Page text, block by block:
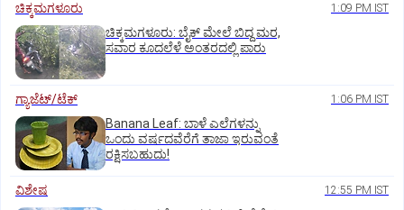
ಚಿಕ್ಕಮಗಳೂರು 1:09 PM IST
ಚಿಕ್ಕಮಗಳೂರು: ಬೈಕ್ ಮೇಲೆ ಬಿದ್ದ ಮರ,
ಸವಾರ ಕೂದಲೆಳೆ ಅಂತರದಲ್ಲಿ ಪಾರು
ಗ್ಯಾಜೆಟ್/ಟೆಕ್ 1:06 PM IST
Banana Leaf: ಬಾಳೆ ಎಲೆಗಳನ್ನು
ಒಂದು ವರ್ಷದವೆರೆಗೆ ತಾಜಾ ಇರುವಂತೆ
ರಕ್ಷಿಸಬಹುದು!
ವಿಶೇಷ 12:55 PM IST